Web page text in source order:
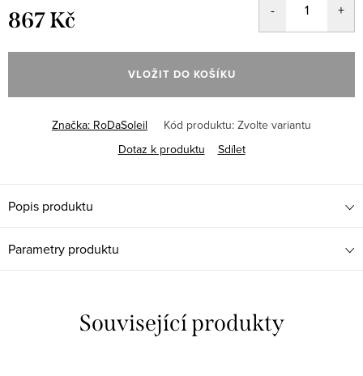
867 Kč
cena:
VLOŽIT DO KOŠÍKU
Značka: RoDaSoleil Kód produktu: Zvolte variantu
Dotaz k produktu
Sdílet
Popis produktu
Parametry produktu
Související produkty